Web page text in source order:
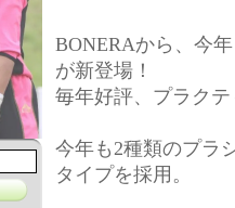
BONERAから、今
が新登場！
毎年好評、プラク
今年も2種類のプラ
タイプを採用。